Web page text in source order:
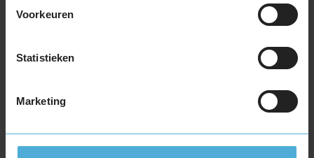
Voorkeuren
Statistieken
Marketing
295/30R18 98Y EXTRALOAD
225/35R19 88Y EXTRALOAD